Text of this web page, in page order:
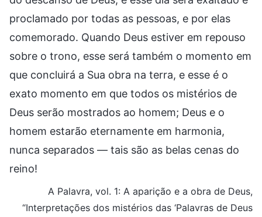
proclamado por todas as pessoas, e por elas
comemorado. Quando Deus estiver em repouso
sobre o trono, esse será também o momento em
que concluirá a Sua obra na terra, e esse é o
exato momento em que todos os mistérios de
Deus serão mostrados ao homem; Deus e o
homem estarão eternamente em harmonia,
nunca separados — tais são as belas cenas do
reino!
A Palavra, vol. 1: A aparição e a obra de Deus,
“Interpretações dos mistérios das ‘Palavras de Deus